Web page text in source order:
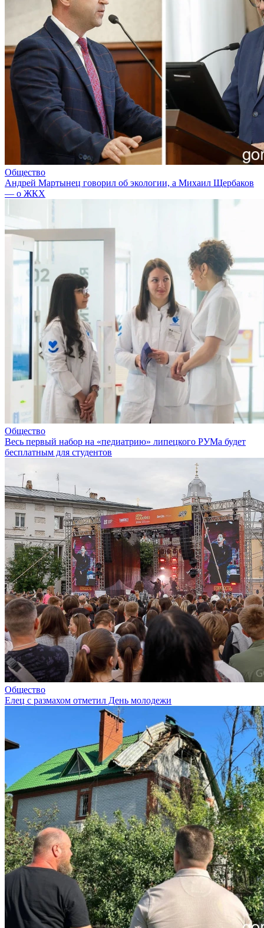
Общество
Андрей Мартынец говорил об экологии, а Михаил Щербаков
— о ЖКХ
Общество
Весь первый набор на «педиатрию» липецкого РУМа будет
бесплатным для студентов
Общество
Елец с размахом отметил День молодежи